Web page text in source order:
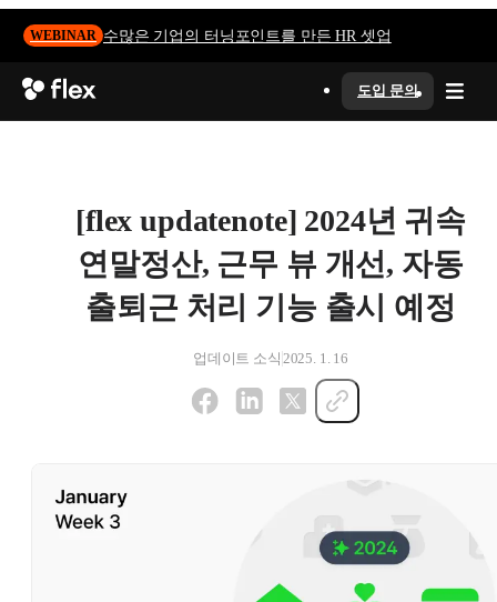
WEBINAR 수많은 기업의 터닝포인트를 만든 HR 셋업
도입 문의
[flex updatenote] 2024년 귀속
연말정산, 근무 뷰 개선, 자동
출퇴근 처리 기능 출시 예정
업데이트 소식 2025. 1. 16